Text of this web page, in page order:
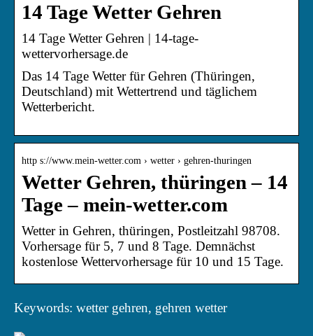
14 Tage Wetter Gehren
14 Tage Wetter Gehren | 14-tage-
wettervorhersage.de
Das 14 Tage Wetter für Gehren (Thüringen,
Deutschland) mit Wettertrend und täglichem
Wetterbericht.
http s://www.mein-wetter.com › wetter › gehren-thuringen
Wetter Gehren, thüringen – 14
Tage – mein-wetter.com
Wetter in Gehren, thüringen, Postleitzahl 98708.
Vorhersage für 5, 7 und 8 Tage. Demnächst
kostenlose Wettervorhersage für 10 und 15 Tage.
Keywords: wetter gehren, gehren wetter